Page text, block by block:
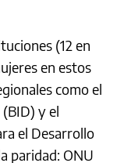
(12 en
en estos
como el
y el
el Desarrollo
paridad: ONU